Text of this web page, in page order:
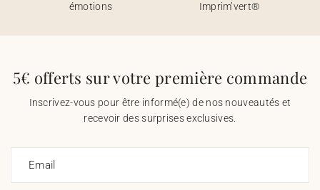
émotions
Imprim’vert®
5€ offerts sur votre première commande
Inscrivez-vous pour être informé(e) de nos nouveautés et
recevoir des surprises exclusives.
Email